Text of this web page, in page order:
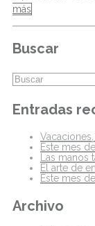
más
Buscar
Entradas
Este mes
Las
El arte de
Este mes
Archivo